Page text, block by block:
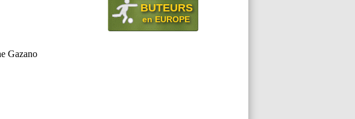
BUTEURS
en EUROPE